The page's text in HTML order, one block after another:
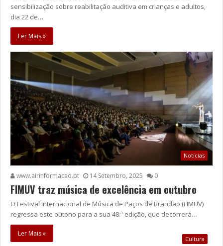
sensibilização sobre reabilitação auditiva em crianças e adultos,
dia 22 de…
Ler Mais »
Notícias
www.airinformacao.pt 14 Setembro, 2025 0
FIMUV traz música de excelência em outubro
O Festival Internacional de Música de Paços de Brandão (FIMUV)
regressa este outono para a sua 48.ª edição, que decorrerá…
Ler Mais »
Cultura